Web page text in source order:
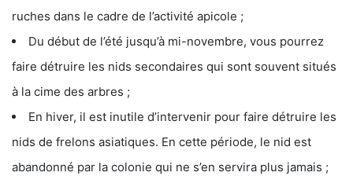
ruches dans le cadre de l’activité apicole ;
Du début de l’été jusqu’à mi-novembre, vous pourrez
faire détruire les nids secondaires qui sont souvent situés
à la cime des arbres ;
En hiver, il est inutile d’intervenir pour faire détruire les
nids de frelons asiatiques. En cette période, le nid est
abandonné par la colonie qui ne s’en servira plus jamais ;